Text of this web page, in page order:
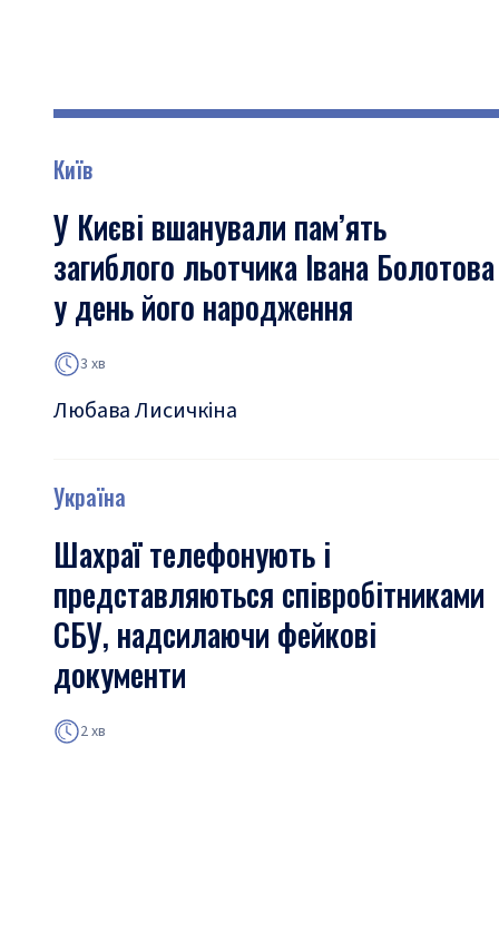
Київ
У Києві вшанували пам’ять
загиблого льотчика Івана Болотова
у день його народження
3 хв
Любава Лисичкіна
Україна
Шахраї телефонують і
представляються співробітниками
СБУ, надсилаючи фейкові
документи
2 хв